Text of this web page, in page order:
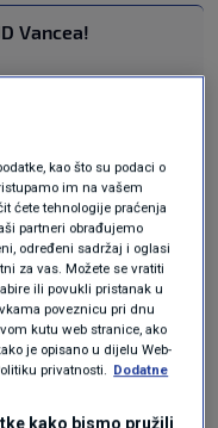
Vancea!
Tajne službe
Vanceovo imanje
kući
zadržali agenti
kao što su podaci o
im na vašem
ćete tehnologije praćenja
partneri obrađujemo
određeni sadržaj i oglasi
za vas. Možete se vratiti
ili povukli pristanak u
poveznicu pri dnu
kutu web stranice, ako
je opisano u dijelu Web-
privatnosti. Dodatne
kako bismo pružili